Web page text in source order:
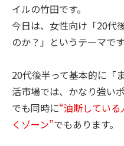
イルの竹田です。
今日は、女性向け「20代
のか？」というテーマです
20代後半って基本的に「
活市場では、かなり強い
でも同時に“油断してい
くゾーン”でもあります。